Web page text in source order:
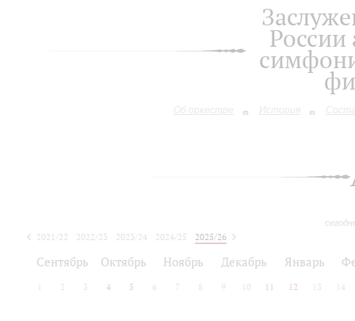
Об оркестре История
2021/22 2022/23 2023/24 2024/25
2025/26
Сентябрь Октябрь Ноябрь Декабрь Январь
2 3 4 5 6 7 8 9 10 11 12 13 14